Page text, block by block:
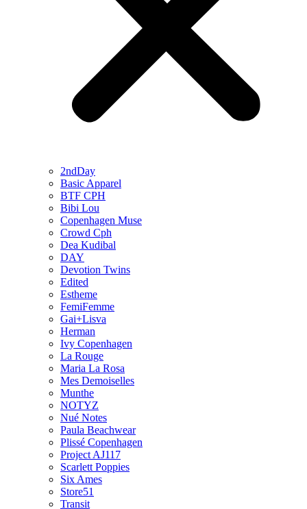
2ndDay
Basic Apparel
BTF CPH
Bibi Lou
Copenhagen Muse
Crowd Cph
Dea Kudibal
DAY
Devotion Twins
Edited
Estheme
FemiFemme
Gai+Lisva
Herman
Ivy Copenhagen
La Rouge
Maria La Rosa
Mes Demoiselles
Munthe
NOTYZ
Nué Notes
Paula Beachwear
Plissé Copenhagen
Project AJ117
Scarlett Poppies
Six Ames
Store51
Transit